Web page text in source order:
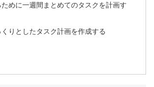
めに一週間まとめてのタスクを計画す
りとしたタスク計画を作成する